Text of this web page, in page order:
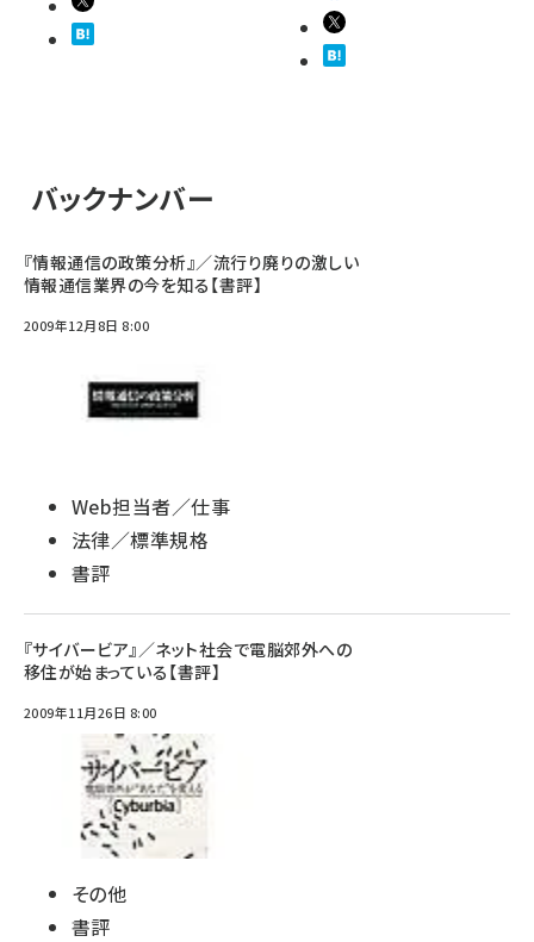
バックナンバー
『情報通信の政策分析』／流行り廃りの激しい
情報通信業界の今を知る【書評】
2009年12月8日 8:00
Web担当者／仕事
法律／標準規格
書評
『サイバービア』／ネット社会で電脳郊外への
移住が始まっている【書評】
2009年11月26日 8:00
その他
書評